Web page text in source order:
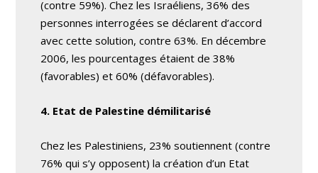
(contre 59%). Chez les Israéliens, 36% des
personnes interrogées se déclarent d’accord
avec cette solution, contre 63%. En décembre
2006, les pourcentages étaient de 38%
(favorables) et 60% (défavorables).
4. Etat de Palestine démilitarisé
Chez les Palestiniens, 23% soutiennent (contre
76% qui s’y opposent) la création d’un Etat